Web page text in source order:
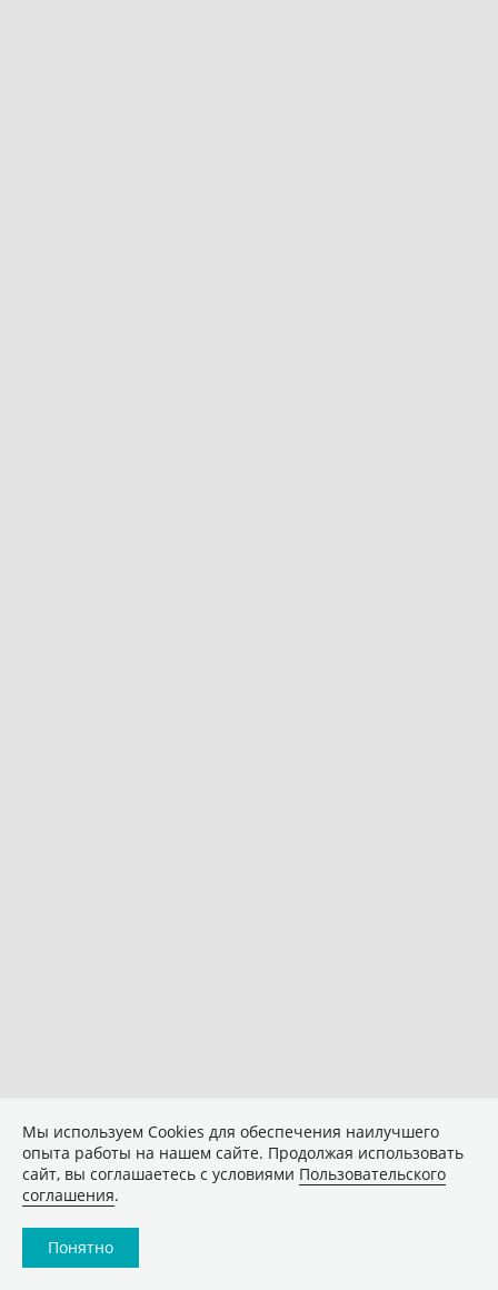
Мы используем Сookies для обеспечения наилучшего
опыта работы на нашем сайте. Продолжая использовать
сайт, вы соглашаетесь с условиями Пользовательского
соглашения.
Понятно